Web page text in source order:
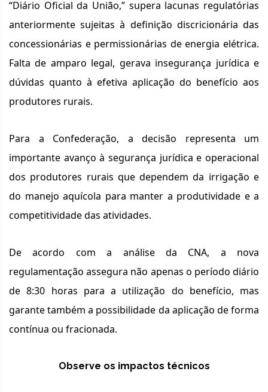
“Diário Oficial da União,” supera lacunas regulatórias
anteriormente sujeitas à definição discricionária das
concessionárias e permissionárias de energia elétrica.
Falta de amparo legal, gerava insegurança jurídica e
dúvidas quanto à efetiva aplicação do benefício aos
produtores rurais.
Para a Confederação, a decisão representa um
importante avanço à segurança jurídica e operacional
dos produtores rurais que dependem da irrigação e
do manejo aquícola para manter a produtividade e a
competitividade das atividades.
De acordo com a análise da CNA, a nova
regulamentação assegura não apenas o período diário
de 8:30 horas para a utilização do benefício, mas
garante também a possibilidade da aplicação de forma
contínua ou fracionada.
Observe os impactos técnicos